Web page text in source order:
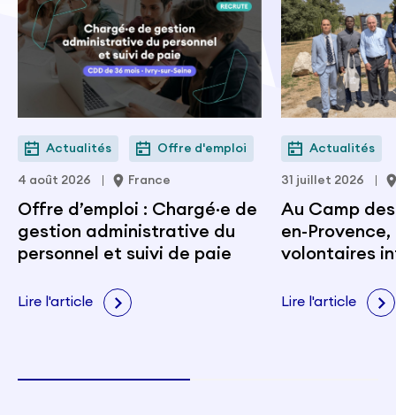
Actualités Offre d'emploi
4 août 2026 France
Offre d’emploi : Chargé·e de
gestion administrative du
personnel et suivi de paie
Lire l'article
Actualités
31 juillet 2026
Au Camp
en-
volontaires
citoyenneté
Lire l'article